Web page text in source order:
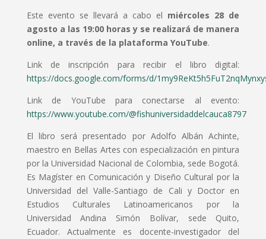
Este evento se llevará a cabo el miércoles 28 de
agosto a las 19:00 horas y se realizará de manera
online, a través de la plataforma YouTube.
Link de inscripción para recibir el libro digital:
https://docs.google.com/forms/d/
Link de YouTube para conectarse al evento:
https://www.youtube.com/@fishuniversidaddelcauca8797
El libro será presentado por Adolfo Albán Achinte,
maestro en Bellas Artes con especialización en pintura
por la Universidad Nacional de Colombia, sede Bogotá.
Es Magíster en Comunicación y Diseño Cultural por la
Universidad del Valle-Santiago de Cali y Doctor en
Estudios Culturales Latinoamericanos por la
Universidad Andina Simón Bolívar, sede Quito,
Ecuador. Actualmente es docente-investigador del